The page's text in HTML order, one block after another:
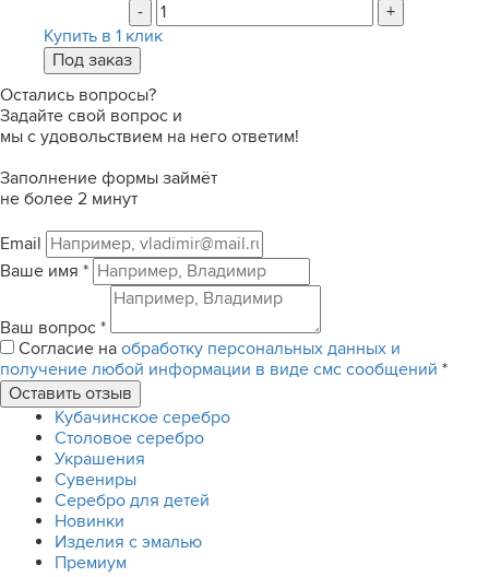
-
+
Купить в 1 клик
Остались вопросы?
Задайте свой вопрос и
мы с удовольствием на него ответим!
Заполнение формы займёт
не более 2 минут
Email
Ваше имя *
Ваш вопрос *
Согласие на обработку персональных данных и
получение любой информации в виде смс сообщений *
Кубачинское серебро
Столовое серебро
Украшения
Сувениры
Серебро для детей
Новинки
Изделия с эмалью
Премиум